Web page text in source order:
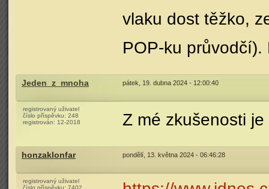
vlaku dost těžko,
POP-ku
Jeden_z_mnoha pátek, 19. dubna 2024 - 12:00:40
registrovaný uživatel
číslo příspěvku: 248
registrován: 12-2018 Z mé zkušenosti
honzaklonfar pondělí, 13. května 2024 - 06:46:28
registrovaný uživatel
číslo příspěvku: 7402